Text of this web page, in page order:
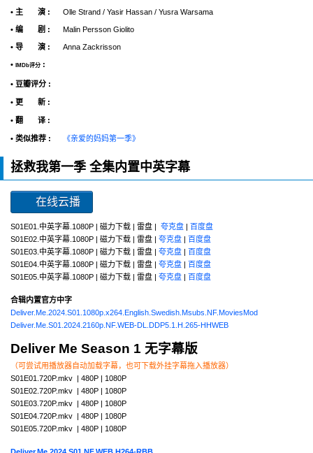
• 主 演 : Olle Strand / Yasir Hassan / Yusra Warsama
• 编 剧 : Malin Persson Giolito
• 导 演 : Anna Zackrisson
• IMDb评分 :
• 豆瓣评分 :
• 更 新 :
• 翻 译 :
• 类似推荐 : 《亲爱的妈妈第一季》
拯救我第一季 全集内置中英字幕
在线云播
S01E01.中英字幕.1080P | 磁力下载 | 雷盘 | 夸克盘 | 百度盘
S01E02.中英字幕.1080P | 磁力下载 | 雷盘 | 夸克盘 | 百度盘
S01E03.中英字幕.1080P | 磁力下载 | 雷盘 | 夸克盘 | 百度盘
S01E04.中英字幕.1080P | 磁力下载 | 雷盘 | 夸克盘 | 百度盘
S01E05.中英字幕.1080P | 磁力下载 | 雷盘 | 夸克盘 | 百度盘
合辑内置官方中字
Deliver.Me.2024.S01.1080p.x264.English.Swedish.Msubs.NF.MoviesMod
Deliver.Me.S01.2024.2160p.NF.WEB-DL.DDP5.1.H.265-HHWEB
Deliver Me Season 1 无字幕版
（可尝试用播放器自动加载字幕，也可下载外挂字幕拖入播放器）
S01E01.720P.mkv | 480P | 1080P
S01E02.720P.mkv | 480P | 1080P
S01E03.720P.mkv | 480P | 1080P
S01E04.720P.mkv | 480P | 1080P
S01E05.720P.mkv | 480P | 1080P